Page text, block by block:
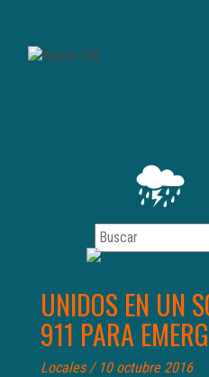
UNIDOS EN UN
911 PARA
Locales/ 10 octubre 2016